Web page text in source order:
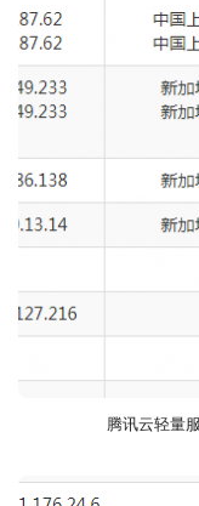
腾讯云轻量